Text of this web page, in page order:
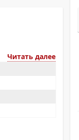
Читать далее